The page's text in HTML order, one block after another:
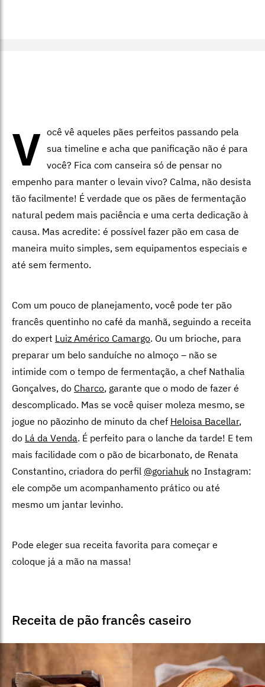
V ocê vê aqueles pães perfeitos passando pela
sua timeline e acha que panificação não é para
você? Fica com canseira só de pensar no
empenho para manter o levain vivo? Calma, não desista
tão facilmente! É verdade que os pães de fermentação
natural pedem mais paciência e uma certa dedicação à
causa. Mas acredite: é possível fazer pão em casa de
maneira muito simples, sem equipamentos especiais e
até sem fermento.
Com um pouco de planejamento, você pode ter pão
francês quentinho no café da manhã, seguindo a receita
do expert Luiz Américo Camargo. Ou um brioche, para
preparar um belo sanduíche no almoço – não se
intimide com o tempo de fermentação, a chef Nathalia
Gonçalves, do Charco, garante que o modo de fazer é
descomplicado. Mas se você quiser moleza mesmo, se
jogue no pãozinho de minuto da chef Heloisa Bacellar,
do Lá da Venda. É perfeito para o lanche da tarde! E tem
mais facilidade com o pão de bicarbonato, de Renata
Constantino, criadora do perfil @goriahuk no Instagram:
ele compõe um acompanhamento prático ou até
mesmo um jantar levinho.
Pode eleger sua receita favorita para começar e
coloque já a mão na massa!
Receita de pão francês caseiro